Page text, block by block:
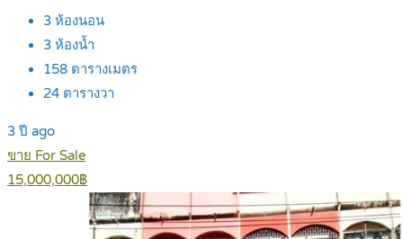
3 ห้องนอน
3 ห้องน้ำ
158 ตารางเมตร
24 ตารางวา
3 ปี ago
ขาย For Sale
15,000,000฿